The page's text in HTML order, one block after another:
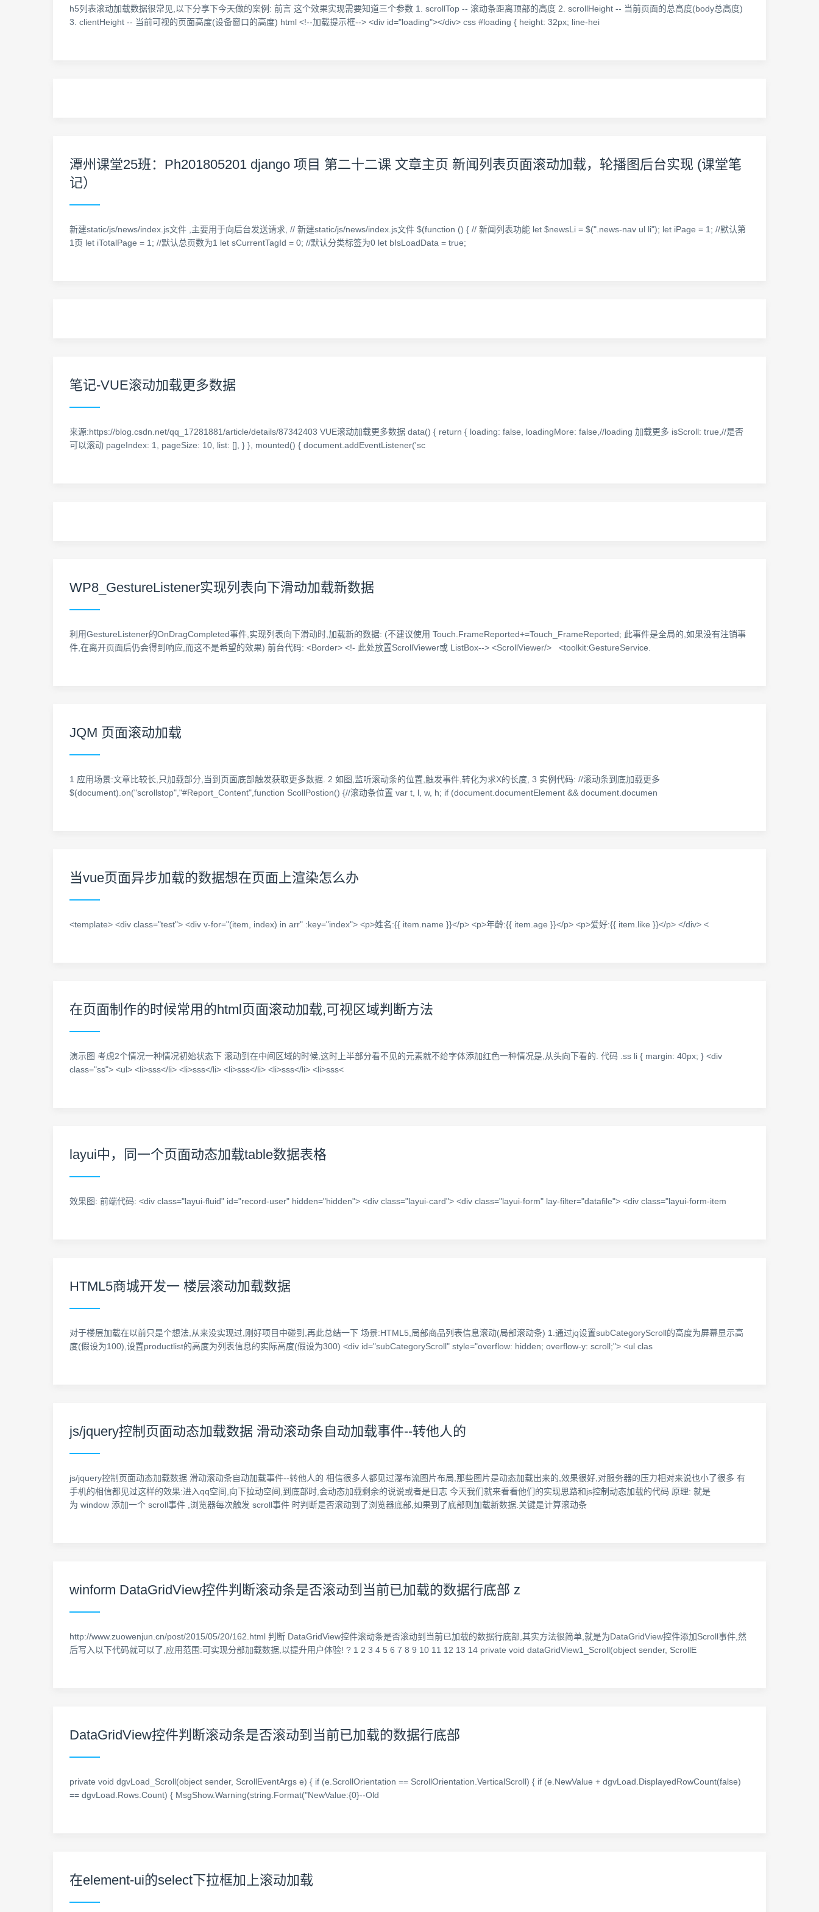
h5列表滚动加载数据很常见,以下分享下今天做的案例: 前言 这个效果实现需要知道三个参数 1. scrollTop -- 滚动条距离顶部的高度 2. scrollHeight -- 当前页面的总高度(body总高度)
3. clientHeight -- 当前可视的页面高度(设备窗口的高度) html <!--加载提示框--> <div id="loading"></div> css #loading { height: 32px; line-hei
潭州课堂25班：Ph201805201 django 项目 第二十二课 文章主页 新闻列表页面滚动加载，轮播图后台实现 (课堂笔
记）
新建static/js/news/index.js文件 ,主要用于向后台发送请求, // 新建static/js/news/index.js文件 $(function () { // 新闻列表功能 let $newsLi = $(".news-nav ul li"); let iPage = 1; //默认第
1页 let iTotalPage = 1; //默认总页数为1 let sCurrentTagId = 0; //默认分类标签为0 let bIsLoadData = true;
笔记-VUE滚动加载更多数据
来源:https://blog.csdn.net/qq_17281881/article/details/87342403 VUE滚动加载更多数据 data() { return { loading: false, loadingMore: false,//loading 加载更多 isScroll: true,//是否
可以滚动 pageIndex: 1, pageSize: 10, list: [], } }, mounted() { document.addEventListener('sc
WP8_GestureListener实现列表向下滑动加载新数据
利用GestureListener的OnDragCompleted事件,实现列表向下滑动时,加载新的数据: (不建议使用 Touch.FrameReported+=Touch_FrameReported; 此事件是全局的,如果没有注销事
件,在离开页面后仍会得到响应,而这不是希望的效果) 前台代码: <Border> <!- 此处放置ScrollViewer或 ListBox--> <ScrollViewer/> <toolkit:GestureService.
JQM 页面滚动加载
1 应用场景:文章比较长,只加载部分,当到页面底部触发获取更多数据. 2 如图,监听滚动条的位置,触发事件,转化为求X的长度, 3 实例代码: //滚动条到底加载更多
$(document).on("scrollstop","#Report_Content",function ScollPostion() {//滚动条位置 var t, l, w, h; if (document.documentElement && document.documen
当vue页面异步加载的数据想在页面上渲染怎么办
<template> <div class="test"> <div v-for="(item, index) in arr" :key="index"> <p>姓名:{{ item.name }}</p> <p>年龄:{{ item.age }}</p> <p>爱好:{{ item.like }}</p> </div> <
在页面制作的时候常用的html页面滚动加载,可视区域判断方法
演示图 考虑2个情况一种情况初始状态下 滚动到在中间区域的时候,这时上半部分看不见的元素就不给字体添加红色一种情况是,从头向下看的. 代码 .ss li { margin: 40px; } <div
class="ss"> <ul> <li>sss</li> <li>sss</li> <li>sss</li> <li>sss</li> <li>sss<
layui中，同一个页面动态加载table数据表格
效果图: 前端代码: <div class="layui-fluid" id="record-user" hidden="hidden"> <div class="layui-card"> <div class="layui-form" lay-filter="datafile"> <div class="layui-form-item
HTML5商城开发一 楼层滚动加载数据
对于楼层加载在以前只是个想法,从来没实现过,刚好项目中碰到,再此总结一下 场景:HTML5,局部商品列表信息滚动(局部滚动条) 1.通过jq设置subCategoryScroll的高度为屏幕显示高
度(假设为100),设置productlist的高度为列表信息的实际高度(假设为300) <div id="subCategoryScroll" style="overflow: hidden; overflow-y: scroll;"> <ul clas
js/jquery控制页面动态加载数据 滑动滚动条自动加载事件--转他人的
js/jquery控制页面动态加载数据 滑动滚动条自动加载事件--转他人的 相信很多人都见过瀑布流图片布局,那些图片是动态加载出来的,效果很好,对服务器的压力相对来说也小了很多 有
手机的相信都见过这样的效果:进入qq空间,向下拉动空间,到底部时,会动态加载剩余的说说或者是日志 今天我们就来看看他们的实现思路和js控制动态加载的代码 原理: 就是
为 window 添加一个 scroll事件 ,浏览器每次触发 scroll事件 时判断是否滚动到了浏览器底部,如果到了底部则加载新数据.关键是计算滚动条
winform DataGridView控件判断滚动条是否滚动到当前已加载的数据行底部 z
http://www.zuowenjun.cn/post/2015/05/20/162.html 判断 DataGridView控件滚动条是否滚动到当前已加载的数据行底部,其实方法很简单,就是为DataGridView控件添加Scroll事件,然
后写入以下代码就可以了,应用范围:可实现分部加载数据,以提升用户体验! ? 1 2 3 4 5 6 7 8 9 10 11 12 13 14 private void dataGridView1_Scroll(object sender, ScrollE
DataGridView控件判断滚动条是否滚动到当前已加载的数据行底部
private void dgvLoad_Scroll(object sender, ScrollEventArgs e) { if (e.ScrollOrientation == ScrollOrientation.VerticalScroll) { if (e.NewValue + dgvLoad.DisplayedRowCount(false)
== dgvLoad.Rows.Count) { MsgShow.Warning(string.Format("NewValue:{0}--Old
在element-ui的select下拉框加上滚动加载